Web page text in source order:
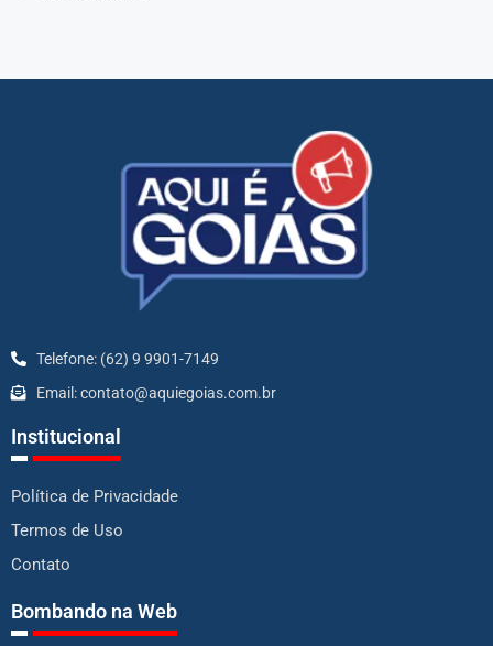
Telefone: (62) 9 9901-7149
Email: contato@aquiegoias.com.br
Institucional
Política de Privacidade
Termos de Uso
Contato
Bombando na Web